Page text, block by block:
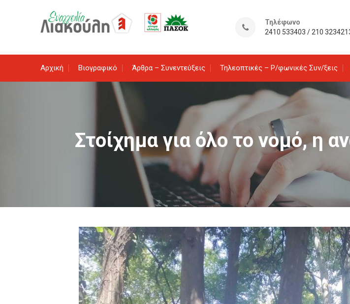
Τηλέφωνο
2410 533403 / 210
Αρχική Βιογραφικό Άρθρα – Συνεντεύξεις Τηλεοπτικές – Ρ/φωνικές Συν/ξεις
Στοίχημα για όλο το νομό, η